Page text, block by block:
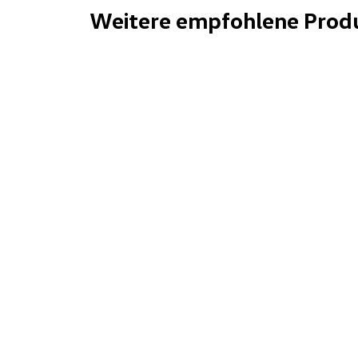
Weitere empfohlene